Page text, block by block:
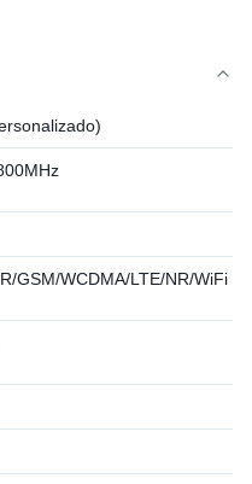
GSM/WCDMA/LTE/NR/WiFi